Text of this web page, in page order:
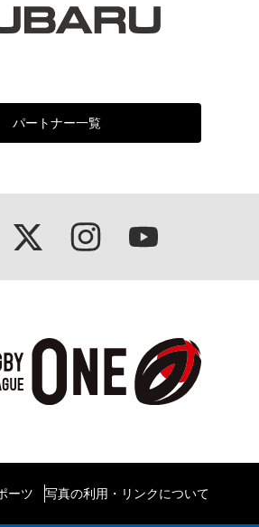
パートナー一覧
ーツ 写真の利用・リンクについて